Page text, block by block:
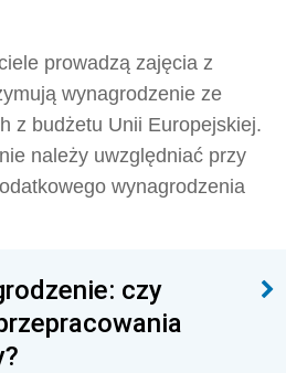
prowadzą zajęcia z
wynagrodzenie ze
z budżetu Unii Europejskiej.
należy uwzględniać przy
wynagrodzenia
czy